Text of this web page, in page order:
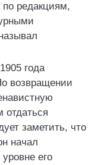
по редакциям,
года
возвращении
отдаться
заметить, что
начал
его